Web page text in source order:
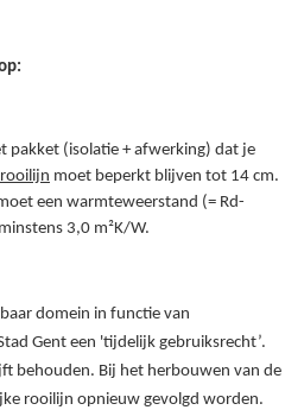
pakket (isolatie + afwerking) dat je
moet beperkt blijven tot 14 cm.
een warmteweerstand (= Rd-
3,0 m²K/W.
domein in functie van
Gent een 'tijdelijk gebruiksrecht’.
behouden. Bij het herbouwen van de
rooilijn opnieuw gevolgd worden.